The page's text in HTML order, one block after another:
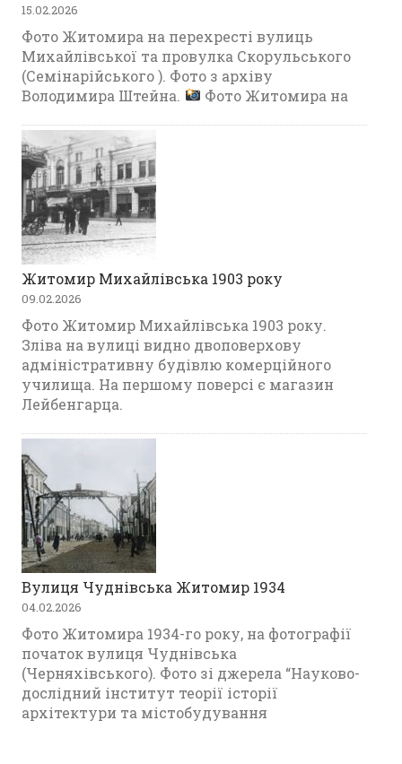
15.02.2026
Фото Житомира на перехресті вулиць
Михайлівської та провулка Скорульського
(Семінарійського ). Фото з архіву
Володимира Штейна.
Фото Житомира на
Житомир Михайлівська 1903 року
09.02.2026
Фото Житомир Михайлівська 1903 року.
Зліва на вулиці видно двоповерхову
адміністративну будівлю комерційного
училища. На першому поверсі є магазин
Лейбенгарца.
Вулиця Чуднівська Житомир 1934
04.02.2026
Фото Житомира 1934-го року, на фотографії
початок вулиця Чуднівська
(Черняхівського). Фото зі джерела “Науково-
дослідний інститут теорії історії
архітектури та містобудування